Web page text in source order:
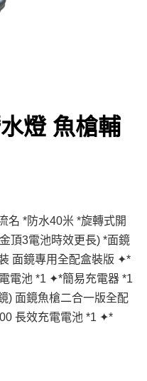
燈 魚槍輔
名 *防水40米 *旋轉式開
頂3電池時效更長) *面鏡
面鏡專用全配盒裝版 ✦*
電池 *1 ✦*簡易充電器 *1
) 面鏡魚槍二合一版全配
長效充電電池 *1 ✦*